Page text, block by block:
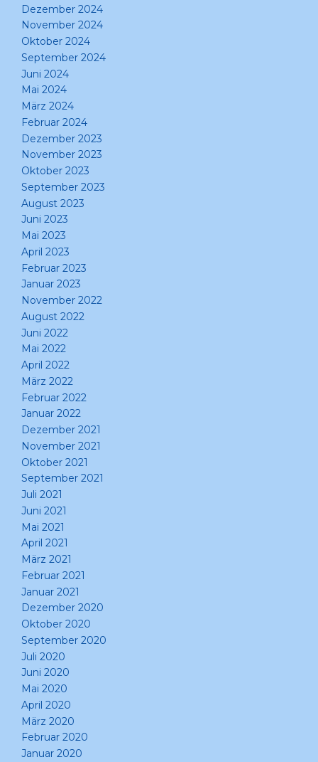
Dezember 2024
November 2024
Oktober 2024
September 2024
Juni 2024
Mai 2024
März 2024
Februar 2024
Dezember 2023
November 2023
Oktober 2023
September 2023
August 2023
Juni 2023
Mai 2023
April 2023
Februar 2023
Januar 2023
November 2022
August 2022
Juni 2022
Mai 2022
April 2022
März 2022
Februar 2022
Januar 2022
Dezember 2021
November 2021
Oktober 2021
September 2021
Juli 2021
Juni 2021
Mai 2021
April 2021
März 2021
Februar 2021
Januar 2021
Dezember 2020
Oktober 2020
September 2020
Juli 2020
Juni 2020
Mai 2020
April 2020
März 2020
Februar 2020
Januar 2020